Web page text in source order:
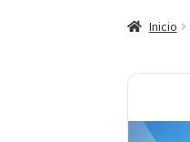
Inicio